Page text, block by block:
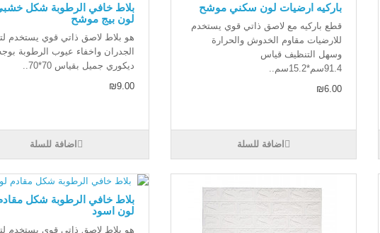
باركيه ارضيات لون سكني موشح
قطع باركيه مع لاصق ذاتي قوي يستخدم
للارضيات مقاوم الخدوش والحرارة
وسهل التنظيف قياس
91.4سم*15.2سم..
₪6.00
اضافة للسلة
بلاط خافي الرطوبة شكل
لون بيج موشح
هو بلاط لاصق ذاتي قوي يستخدم
الجدران واخفاء عيوب الرطوبة
ديكوري جميل بقياس 70*70..
₪9.00
اضافة للسلة
بلاط خافي الرطوبة شكل
لون اسود
هو بلاط لاصق ذاتي قوي يستخدم